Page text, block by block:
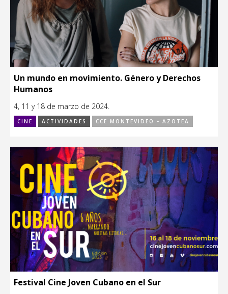
Un mundo en movimiento. Género y Derechos
Humanos
4, 11 y 18 de marzo de 2024.
CINE ACTIVIDADES CCE MONTEVIDEO - AZOTEA
Festival Cine Joven Cubano en el Sur